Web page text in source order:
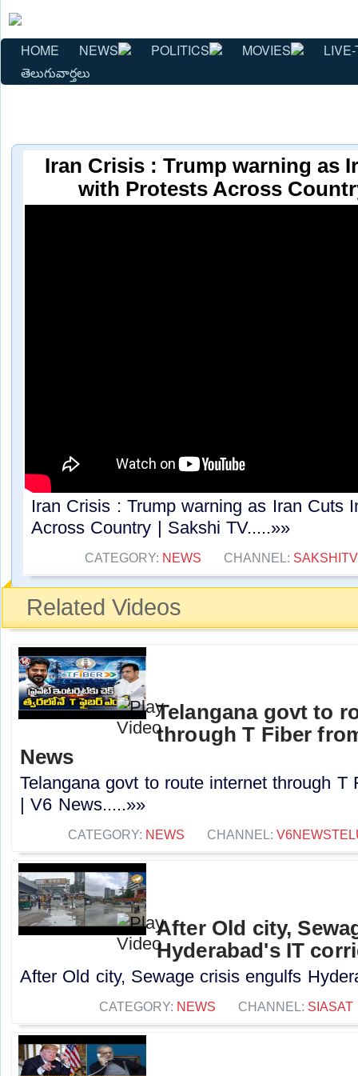
HOME NEWS POLITICS MOVIES
తెలుగువార్తలు
Iran Crisis : Trump warning as
with Protests Across
Iran Crisis : Trump warning as Iran Cuts
Across Country | Sakshi TV.....»»
CATEGORY: NEWS CHANNEL: SAKSHITV
Related Videos
Telangana govt to
through T Fiber
News
Telangana govt to route internet through T
| V6 News.....»»
CATEGORY: NEWS CHANNEL:
After Old city,
Hyderabad's IT
After Old city, Sewage crisis engulfs
CATEGORY: NEWS CHANNEL: SIASAT